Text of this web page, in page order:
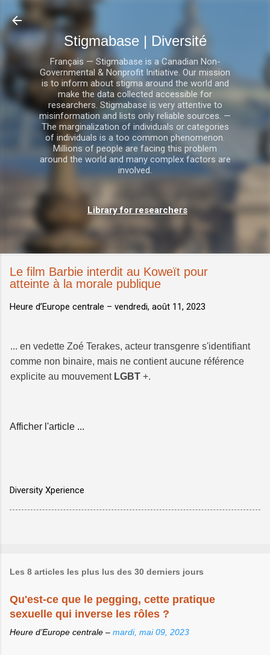
Stigmabase | Diversité
Français — Stigmabase is a Canadian Non-
Governmental & Nonprofit Initiative. Our mission
is to inform about stigma around the world and
make the data collected accessible for
researchers. Stigmabase is very attentive to
misinformation and lists only reliable sources. —
The marginalization of individuals or categories
of individuals is a too common phenomenon.
Millions of people are facing this problem
around the world and many complex factors are
involved.
Library for researchers
Le film Barbie interdit au Koweït pour
atteinte à la morale publique
Heure d’Europe centrale – vendredi, août 11, 2023
... en vedette Zoé Terakes, acteur transgenre s'identifiant
comme non binaire, mais ne contient aucune référence
explicite au mouvement LGBT +.
Afficher l'article ...
Diversity Xperience
Les 8 articles les plus lus des 30 derniers jours
Qu'est-ce que le pegging, cette pratique
sexuelle qui inverse les rôles ?
Heure d’Europe centrale – mardi, mai 09, 2023